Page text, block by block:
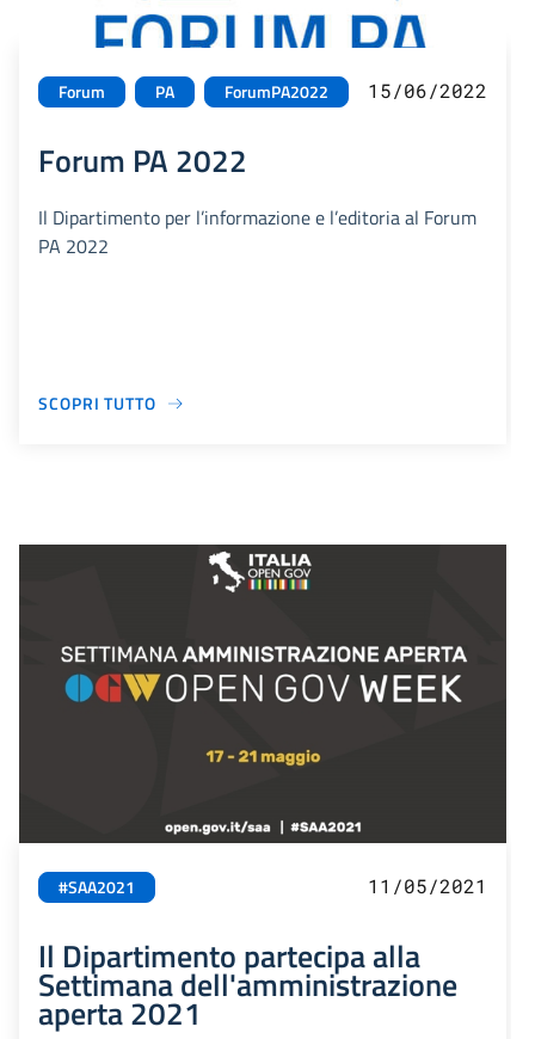
Forum PA ForumPA2022 15/06/2022
Forum PA 2022
Il Dipartimento per l’informazione e l’editoria al Forum
PA 2022
SCOPRI TUTTO
#SAA2021 11/05/2021
Il Dipartimento partecipa alla
Settimana dell'amministrazione
aperta 2021